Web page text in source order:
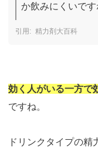
か飲みにくいです
精力剤大百科
効く人がいる一方で
ですね。
ドリンクタイプの精